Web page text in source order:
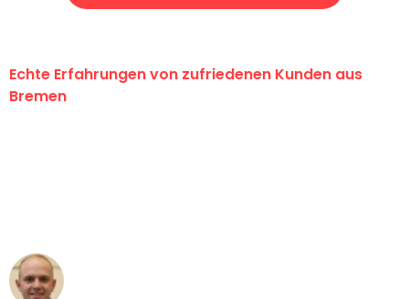
Echte Erfahrungen von zufriedenen Kunden aus
Bremen